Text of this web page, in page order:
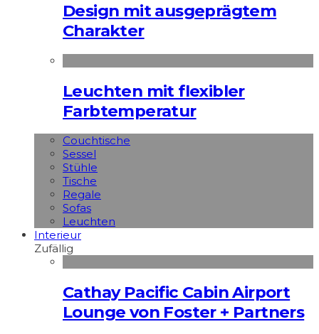
Design mit ausgeprägtem
Charakter
Leuchten mit flexibler
Farbtemperatur
Couchtische
Sessel
Stühle
Tische
Regale
Sofas
Leuchten
Interieur
Zufällig
Cathay Pacific Cabin Airport
Lounge von Foster + Partners